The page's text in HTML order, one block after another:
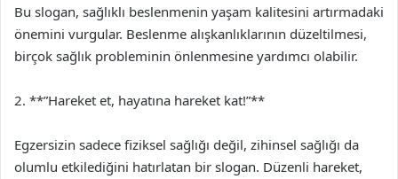
Bu slogan, sağlıklı beslenmenin yaşam kalitesini artırmadaki
önemini vurgular. Beslenme alışkanlıklarının düzeltilmesi,
birçok sağlık probleminin önlenmesine yardımcı olabilir.
2. **”Hareket et, hayatına hareket kat!”**
Egzersizin sadece fiziksel sağlığı değil, zihinsel sağlığı da
olumlu etkilediğini hatırlatan bir slogan. Düzenli hareket,